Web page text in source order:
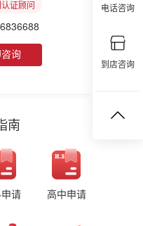
电话咨询
到店咨询
证顾问
询
南
请 高中申请